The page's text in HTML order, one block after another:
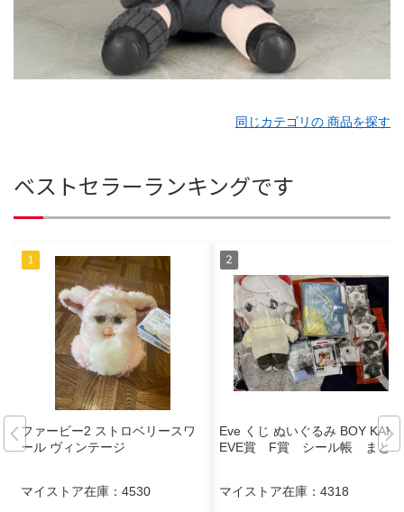
同じカテゴリの 商品を探す
ベストセラーランキングです
ファービー2 ストロベリースワ
ール ヴィンテージ
マイストア在庫： 4530
Eve くじ ぬいぐるみ BOY KAKE
EVE賞 F賞 シール帳 まとめ
マイストア在庫： 4318